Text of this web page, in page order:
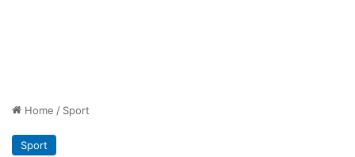
Home / Sport
Sport